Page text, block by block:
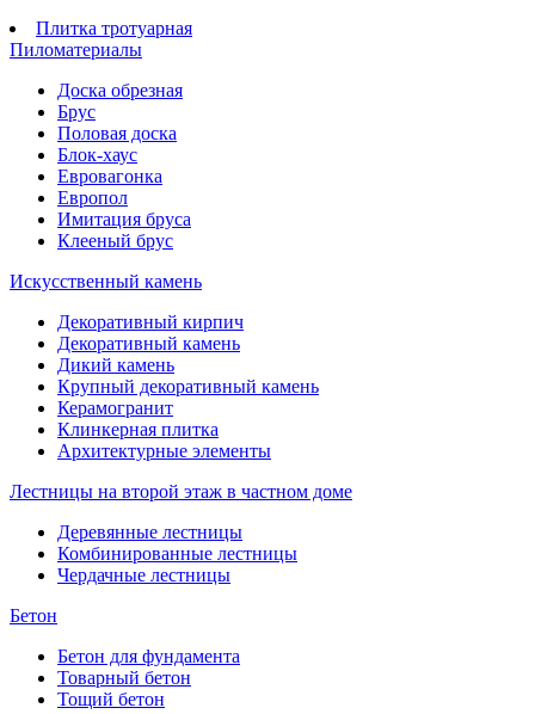
Плитка тротуарная
Пиломатериалы
Доска обрезная
Брус
Половая доска
Блок-хаус
Евровагонка
Европол
Имитация бруса
Клееный брус
Искусственный камень
Декоративный кирпич
Декоративный камень
Дикий камень
Крупный декоративный камень
Керамогранит
Клинкерная плитка
Архитектурные элементы
Лестницы на второй этаж в частном доме
Деревянные лестницы
Комбинированные лестницы
Чердачные лестницы
Бетон
Бетон для фундамента
Товарный бетон
Тощий бетон